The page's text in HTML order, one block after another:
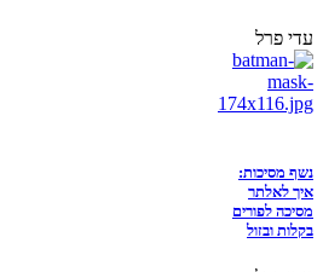
עדי פרל
נשף מסיכות:
איך לאלתר
מסיכה לפורים
בקלות ובזול